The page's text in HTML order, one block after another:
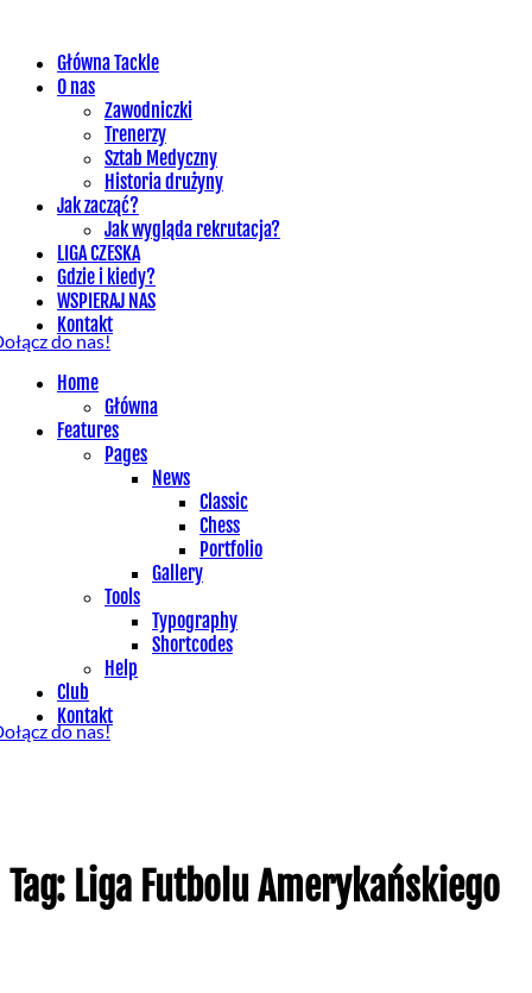
Główna Tackle
O nas
Zawodniczki
Trenerzy
Sztab Medyczny
Historia drużyny
Jak zacząć?
Jak wygląda rekrutacja?
LIGA CZESKA
Gdzie i kiedy?
WSPIERAJ NAS
Kontakt
do nas!
Home
Główna
Features
Pages
News
Classic
Chess
Portfolio
Gallery
Tools
Typography
Shortcodes
Help
Club
Kontakt
do nas!
Tag: Liga Futbolu Amerykańskiego